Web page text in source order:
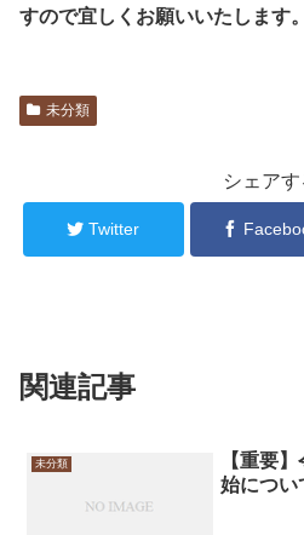
すので宜しくお願いいたします。
未分類
シェアす
Twitter
関連記事
未分類
【重要
始につい